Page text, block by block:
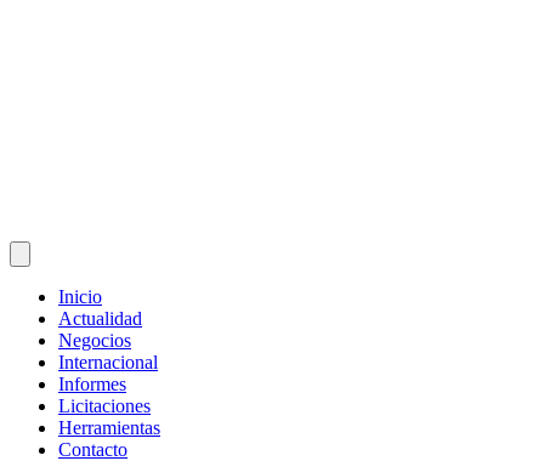
Inicio
Actualidad
Negocios
Internacional
Informes
Licitaciones
Herramientas
Contacto